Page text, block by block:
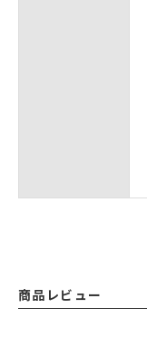
商品レビュー